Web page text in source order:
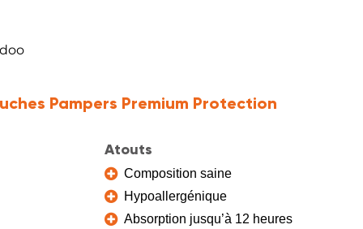
Pampers Premium Protection
Atouts
Composition saine
Hypoallergénique
Absorption jusqu’à 12 heures